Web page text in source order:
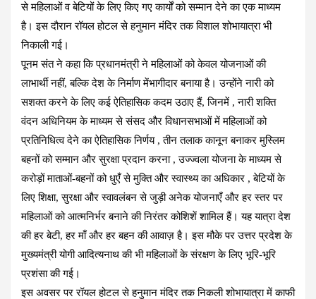
से महिलाओं व बेटियों के लिए किए गए कार्यों को सम्मान देने का एक माध्यम
है। इस दौरान रॉयल होटल से हनुमान मंदिर तक विशाल शोभायात्रा भी
निकाली गई।
पूनम संत ने कहा कि प्रधानमंत्री ने महिलाओं को केवल योजनाओं की
लाभार्थी नहीं, बल्कि देश के निर्माण मेंभागीदार बनाया है। उन्होंने नारी को
सशक्त करने के लिए कई ऐतिहासिक कदम उठाए हैं, जिनमें , नारी शक्ति
वंदन अधिनियम के माध्यम से संसद और विधानसभाओं में महिलाओं को
प्रतिनिधित्व देने का ऐतिहासिक निर्णय , तीन तलाक कानून बनाकर मुस्लिम
बहनों को सम्मान और सुरक्षा प्रदान करना , उज्ज्वला योजना के माध्यम से
करोड़ों माताओं-बहनों को धुएँ से मुक्ति और स्वास्थ्य का अधिकार , बेटियों के
लिए शिक्षा, सुरक्षा और स्वावलंबन से जुड़ी अनेक योजनाएँ और हर स्तर पर
महिलाओं को आत्मनिर्भर बनाने की निरंतर कोशिशें शामिल हैं। यह यात्रा देश
की हर बेटी, हर माँ और हर बहन की आवाज़ है। इस मौके पर उत्तर प्रदेश के
मुख्यमंत्री योगी आदित्यनाथ की भी महिलाओं के संरक्षण के लिए भूरि-भूरि
प्रशंसा की गई।
इस अवसर पर रॉयल होटल से हनुमान मंदिर तक निकली शोभायात्रा में काफी